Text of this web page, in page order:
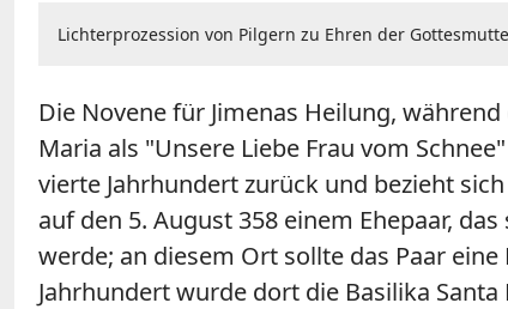
Lichterprozession von Pilgern zu Ehren der
Die Novene für Jimenas Heilung,
Maria als "Unsere Liebe Frau vom
vierte Jahrhundert zurück und bezieht
auf den 5. August 358 einem Ehepaar,
werde; an diesem Ort sollte das Paar
Jahrhundert wurde dort die Basilika